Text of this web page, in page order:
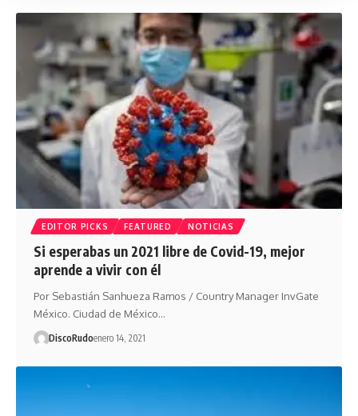
EDITOR PICKS FEATURED NOTICIAS
Si esperabas un 2021 libre de Covid-19, mejor
aprende a vivir con él
Por Sebastián Sanhueza Ramos / Country Manager InvGate
México. Ciudad de México…
DiscoRudoenero 14, 2021